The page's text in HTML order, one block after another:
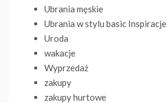
Ubrania męskie
Ubrania w stylu basic Inspiracje
Uroda
wakacje
Wyprzedaż
zakupy
zakupy hurtowe